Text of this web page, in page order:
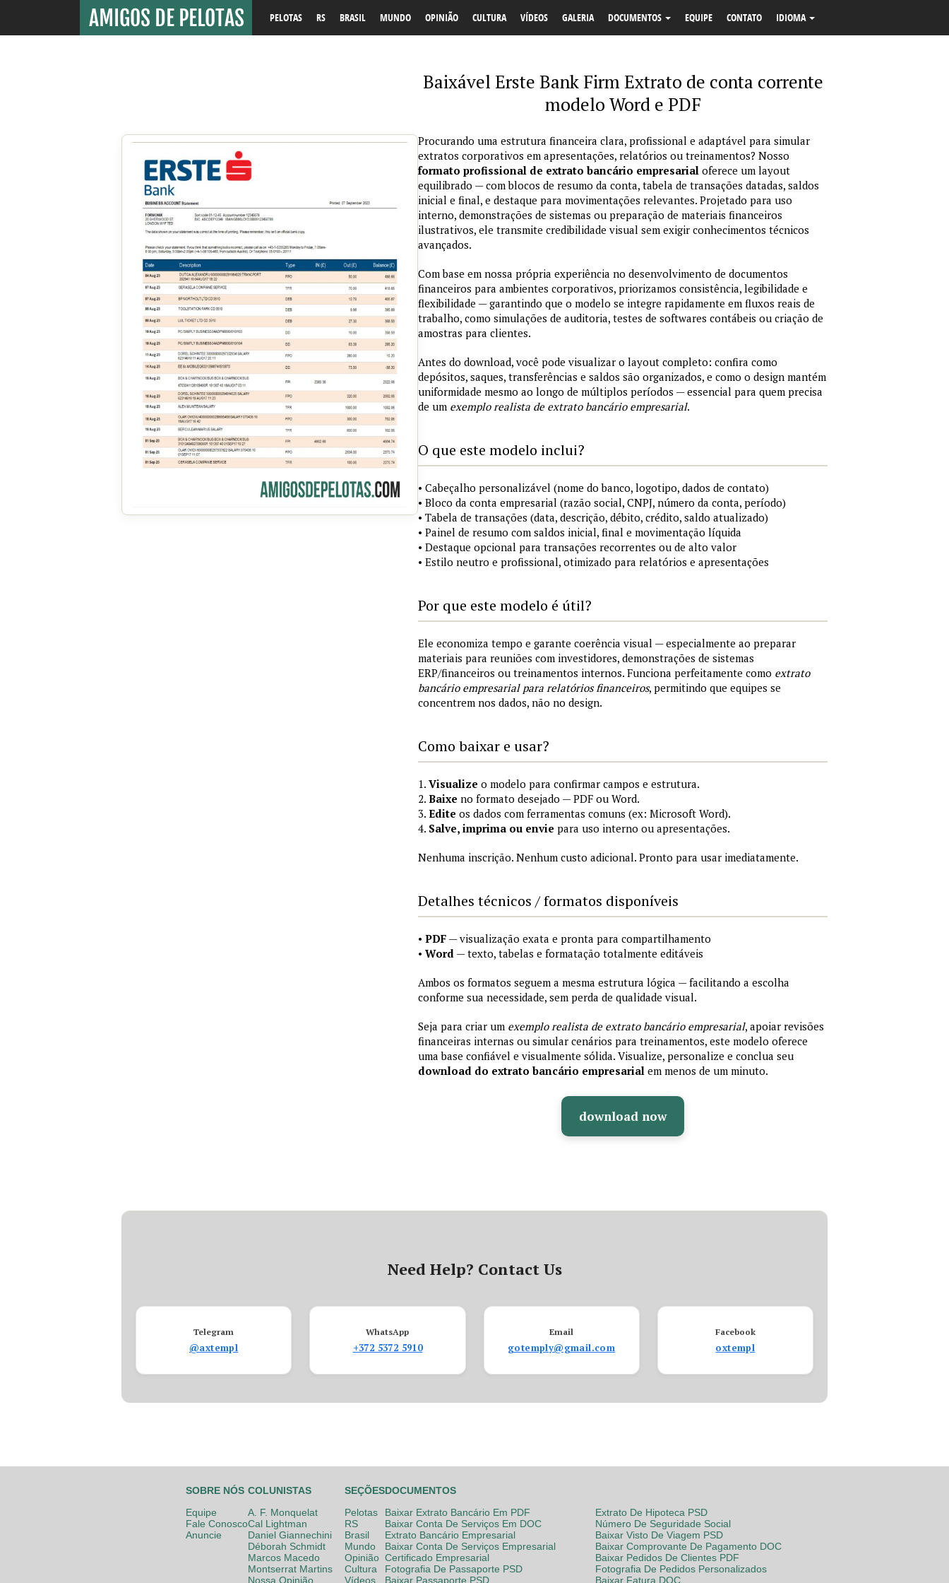
PELOTAS RS BRASIL MUNDO OPINIÃO CULTURA VÍDEOS GALERIA DOCUMENTOS EQUIPE CONTATO IDIOMA
Baixável Erste Bank Firm Extrato de conta corrente
modelo Word e PDF
Procurando uma estrutura financeira clara, profissional e adaptável para simular
extratos corporativos em apresentações, relatórios ou treinamentos? Nosso
formato profissional de extrato bancário empresarial oferece um layout
equilibrado — com blocos de resumo da conta, tabela de transações datadas, saldos
inicial e final, e destaque para movimentações relevantes. Projetado para uso
interno, demonstrações de sistemas ou preparação de materiais financeiros
ilustrativos, ele transmite credibilidade visual sem exigir conhecimentos técnicos
avançados.
Com base em nossa própria experiência no desenvolvimento de documentos
financeiros para ambientes corporativos, priorizamos consistência, legibilidade e
flexibilidade — garantindo que o modelo se integre rapidamente em fluxos reais de
trabalho, como simulações de auditoria, testes de softwares contábeis ou criação de
amostras para clientes.
Antes do download, você pode visualizar o layout completo: confira como
depósitos, saques, transferências e saldos são organizados, e como o design mantém
uniformidade mesmo ao longo de múltiplos períodos — essencial para quem precisa
de um exemplo realista de extrato bancário empresarial.
O que este modelo inclui?
• Cabeçalho personalizável (nome do banco, logotipo, dados de contato)
• Bloco da conta empresarial (razão social, CNPJ, número da conta, período)
• Tabela de transações (data, descrição, débito, crédito, saldo atualizado)
• Painel de resumo com saldos inicial, final e movimentação líquida
• Destaque opcional para transações recorrentes ou de alto valor
• Estilo neutro e profissional, otimizado para relatórios e apresentações
Por que este modelo é útil?
Ele economiza tempo e garante coerência visual — especialmente ao preparar
materiais para reuniões com investidores, demonstrações de sistemas
ERP/financeiros ou treinamentos internos. Funciona perfeitamente como extrato
bancário empresarial para relatórios financeiros, permitindo que equipes se
concentrem nos dados, não no design.
Como baixar e usar?
1. Visualize o modelo para confirmar campos e estrutura.
2. Baixe no formato desejado — PDF ou Word.
3. Edite os dados com ferramentas comuns (ex: Microsoft Word).
4. Salve, imprima ou envie para uso interno ou apresentações.
Nenhuma inscrição. Nenhum custo adicional. Pronto para usar imediatamente.
Detalhes técnicos / formatos disponíveis
• PDF — visualização exata e pronta para compartilhamento
• Word — texto, tabelas e formatação totalmente editáveis
Ambos os formatos seguem a mesma estrutura lógica — facilitando a escolha
conforme sua necessidade, sem perda de qualidade visual.
Seja para criar um exemplo realista de extrato bancário empresarial, apoiar revisões
financeiras internas ou simular cenários para treinamentos, este modelo oferece
uma base confiável e visualmente sólida. Visualize, personalize e conclua seu
download do extrato bancário empresarial em menos de um minuto.
download now
Need Help? Contact Us
Telegram
@axtempl
WhatsApp
+372 5372 5910
Email
gotemply@gmail.com
Facebook
oxtempl
SOBRE NÓS
Equipe
Fale Conosco
Anuncie
COLUNISTAS
A. F. Monquelat
Cal Lightman
Daniel Giannechini
Déborah Schmidt
Marcos Macedo
Montserrat Martins
Nossa Opinião
SEÇÕES
Pelotas
RS
Brasil
Mundo
Opinião
Cultura
Vídeos
DOCUMENTOS
Baixar Extrato Bancário Em PDF
Baixar Conta De Serviços Em DOC
Extrato Bancário Empresarial
Baixar Conta De Serviços Empresarial
Certificado Empresarial
Fotografia De Passaporte PSD
Baixar Passaporte PSD
Extrato De Hipoteca PSD
Número De Seguridade Social
Baixar Visto De Viagem PSD
Baixar Comprovante De Pagamento DOC
Baixar Pedidos De Clientes PDF
Fotografia De Pedidos Personalizados
Baixar Fatura DOC